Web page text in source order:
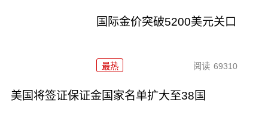
国际金价突破5200美元关口
最热 阅读 69310
美国将签证保证金国家名单扩大至38国